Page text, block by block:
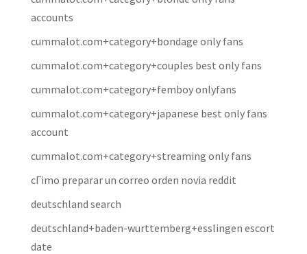
accounts
cummalot.com+category+bondage only fans
cummalot.com+category+couples best only fans
cummalot.com+category+femboy onlyfans
cummalot.com+category+japanese best only fans
account
cummalot.com+category+streaming only fans
cГіmo preparar un correo orden novia reddit
deutschland search
deutschland+baden-wurttemberg+esslingen escort
date